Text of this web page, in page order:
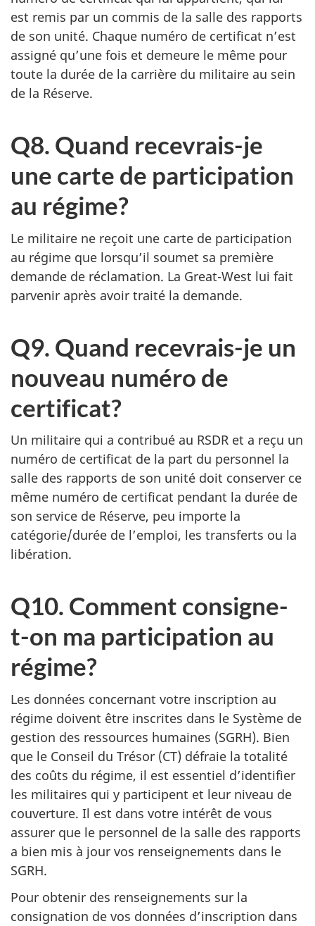
est remis par un commis de la salle des rapports
de son unité. Chaque numéro de certificat n’est
assigné qu’une fois et demeure le même pour
toute la durée de la carrière du militaire au sein
de la Réserve.
Q8. Quand recevrais-je
une carte de participation
au régime?
Le militaire ne reçoit une carte de participation
au régime que lorsqu’il soumet sa première
demande de réclamation. La Great-West lui fait
parvenir après avoir traité la demande.
Q9. Quand recevrais-je un
nouveau numéro de
certificat?
Un militaire qui a contribué au RSDR et a reçu un
numéro de certificat de la part du personnel la
salle des rapports de son unité doit conserver ce
même numéro de certificat pendant la durée de
son service de Réserve, peu importe la
catégorie/durée de l’emploi, les transferts ou la
libération.
Q10. Comment consigne-
t-on ma participation au
régime?
Les données concernant votre inscription au
régime doivent être inscrites dans le Système de
gestion des ressources humaines (SGRH). Bien
que le Conseil du Trésor (CT) défraie la totalité
des coûts du régime, il est essentiel d’identifier
les militaires qui y participent et leur niveau de
couverture. Il est dans votre intérêt de vous
assurer que le personnel de la salle des rapports
a bien mis à jour vos renseignements dans le
SGRH.
Pour obtenir des renseignements sur la
consignation de vos données d’inscription dans